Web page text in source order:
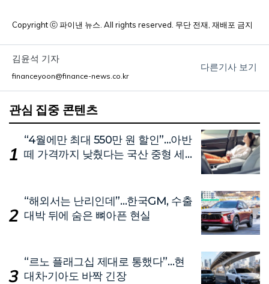
Copyright ⓒ 파이낸 뉴스. All rights reserved. 무단 전재, 재배포 금지
김윤석 기자
financeyoon@finance-news.co.kr
다른기사 보기
관심 집중 콘텐츠
“4월에만 최대 550만 원 할인”…아반
떼 가격까지 낮췄다는 국산 중형 세
“해외서는 난리인데”…한국GM, 수출
대박 뒤에 숨은 뼈아픈 현실
“르노 플래그십 제대로 통했다”…현
대차·기아도 바짝 긴장